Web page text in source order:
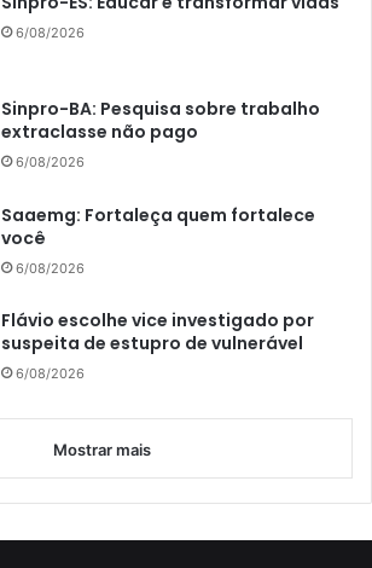
6/08/2026
Sinpro-BA: Pesquisa sobre trabalho
extraclasse não pago
6/08/2026
Saaemg: Fortaleça quem fortalece
você
6/08/2026
Flávio escolhe vice investigado por
suspeita de estupro de vulnerável
6/08/2026
Mostrar mais